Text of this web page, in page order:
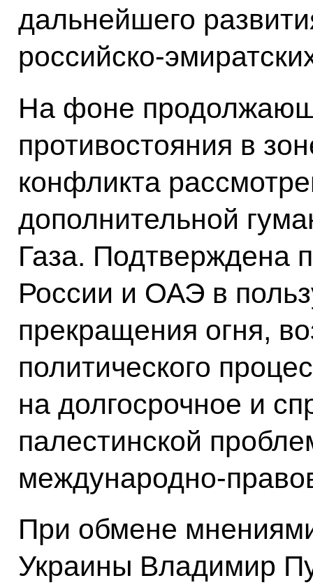
дальнейшего
российско-
На фоне
противостояния в
конфликта
дополнительной
Газа. Подтверждена
России и ОАЭ в
прекращения огня,
политического
на долгосрочное и
палестинской
международно-
При обмене
Украины Владимир